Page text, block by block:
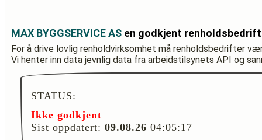
MAX BYGGSERVICE AS en godkjent
For å drive lovlig renholdvirksomhet må renholdsbedrifter
Vi henter inn data jevnlig data fra arbeidstilsynets API og
STATUS:
Ikke godkjent
Sist oppdatert: 09.08.26 04:05:17